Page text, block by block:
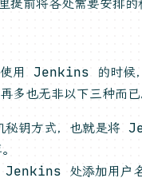
使用 Jenkins 的时
多也无非以下三种而已
钥方式，也就是
Jenkins 处添加用户